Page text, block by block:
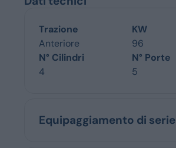
Trazione
Anteriore
KW
96
N° Cilindri
4
N° Porte
5
Equipaggiamento di serie